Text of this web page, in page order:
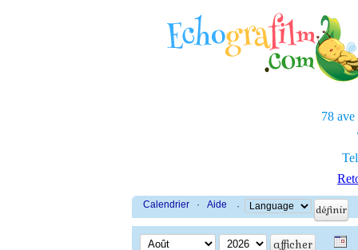
78 ave
Calendrier · Aide ·